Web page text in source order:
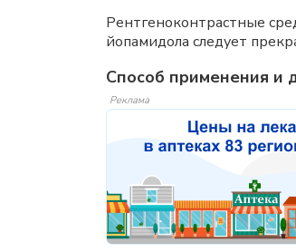
Рентгеноконтрастные
йопамидола следует
Способ применения и
Реклама